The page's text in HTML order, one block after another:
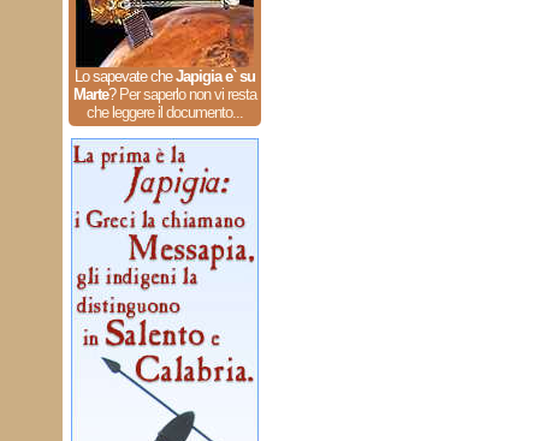
Lo sapevate cheJapigia e` su
Marte? Per saperlo non vi resta
che leggere il documento...